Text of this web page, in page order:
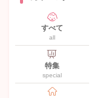
すべて
all
特集
special